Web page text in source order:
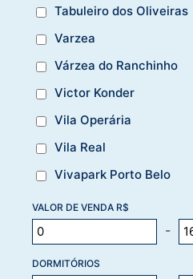
Tabuleiro dos Oliveiras
Varzea
Várzea do Ranchinho
Victor Konder
Vila Operária
Vila Real
Vivapark Porto Belo
VALOR DE VENDA R$
-
DORMITÓRIOS